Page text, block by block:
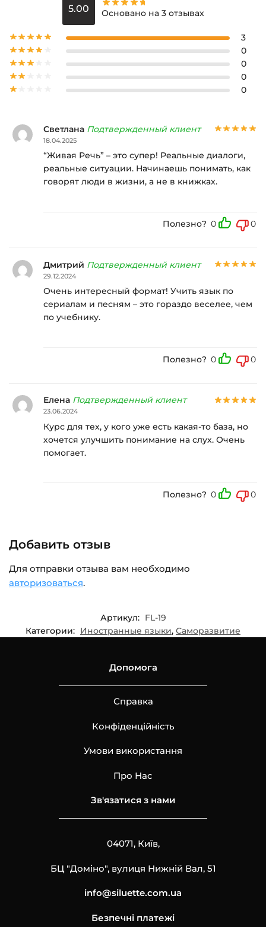
5.00 Основано на 3 отзывах
3
0
0
0
0
Светлана Подтвержденный клиент
18.04.2025
“Живая Речь” – это супер! Реальные диалоги,
реальные ситуации. Начинаешь понимать, как
говорят люди в жизни, а не в книжках.
Полезно? 0 0
Дмитрий Подтвержденный клиент
29.12.2024
Очень интересный формат! Учить язык по
сериалам и песням – это гораздо веселее, чем
по учебнику.
Полезно? 0 0
Елена Подтвержденный клиент
23.06.2024
Курс для тех, у кого уже есть какая-то база, но
хочется улучшить понимание на слух. Очень
помогает.
Полезно? 0 0
Добавить отзыв
Для отправки отзыва вам необходимо
авторизоваться.
Артикул: FL-19
Категории: Иностранные языки, Саморазвитие
Допомога
Справка
Конфіденційність
Умови використання
Про Нас
Зв'язатися з нами
04071, Київ,
БЦ "Доміно", вулиця Нижній Вал, 51
info@siluette.com.ua
Безпечні платежі